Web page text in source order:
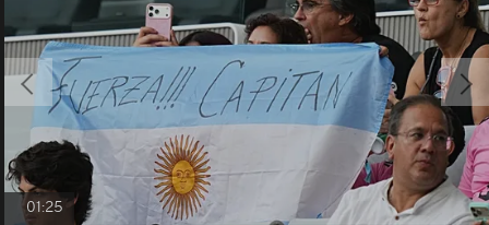
01:25